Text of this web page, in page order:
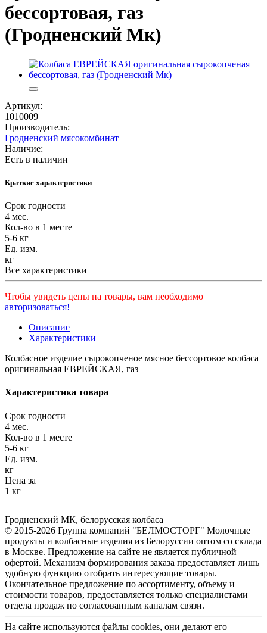
бессортовая, газ
(Гродненский Мк)
Артикул:
1010009
Производитель:
Гродненский мясокомбинат
Наличие:
Есть в наличии
Краткие характеристики
Срок годности
4 мес.
Кол-во в 1 месте
5-6 кг
Ед. изм.
кг
Все характеристики
Чтобы увидеть цены на товары, вам необходимо
авторизоваться!
Описание
Характеристики
Колбасное изделие сырокопченое мясное бессортовое колбаса
оригинальная ЕВРЕЙСКАЯ, газ
Характеристика товара
Срок годности
4 мес.
Кол-во в 1 месте
5-6 кг
Ед. изм.
кг
Цена за
1 кг
Гродненский МК, белорусская колбаса
© 2015-2026 Группа компаний "БЕЛМОСТОРГ" Молочные
продукты и колбасные изделия из Белоруссии оптом со склада
в Москве. Предложение на сайте не является публичной
офертой. Механизм формирования заказа предоставляет лишь
удобную функцию отобрать интересующие товары.
Окончательное предложение по ассортименту, объему и
стоимости товаров, предоставляется только специалистами
отдела продаж по согласованным каналам связи.
На сайте используются файлы cookies, они делают его